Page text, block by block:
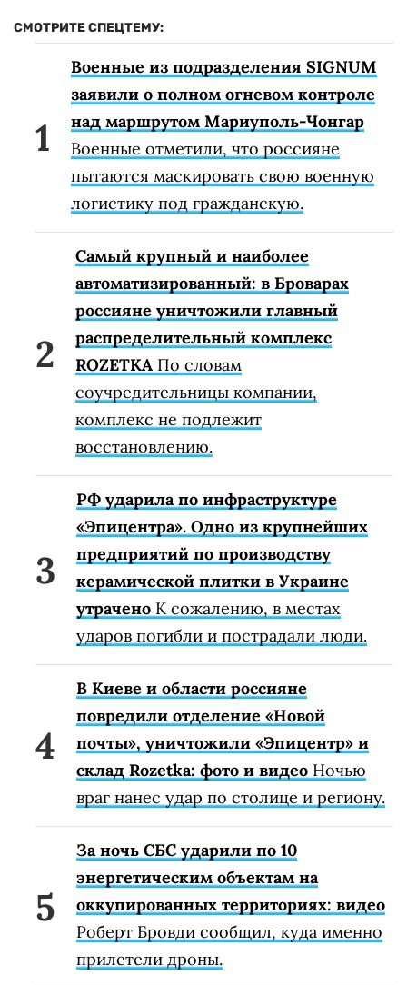
СМОТРИТЕ СПЕЦТЕМУ:
Военные из подразделения SIGNUM
заявили о полном огневом контроле
над маршрутом Мариуполь-Чонгар
Военные отметили, что россияне
пытаются маскировать свою военную
логистику под гражданскую.
Самый крупный и наиболее
автоматизированный: в Броварах
россияне уничтожили главный
распределительный комплекс
ROZETKA По словам
соучредительницы компании,
комплекс не подлежит
восстановлению.
РФ ударила по инфраструктуре
«Эпицентра». Одно из крупнейших
предприятий по производству
керамической плитки в Украине
утрачено К сожалению, в местах
ударов погибли и пострадали люди.
В Киеве и области россияне
повредили отделение «Новой
почты», уничтожили «Эпицентр» и
склад Rozetka: фото и видео Ночью
враг нанес удар по столице и региону.
За ночь СБС ударили по 10
энергетическим объектам на
оккупированных территориях: видео
Роберт Бровди сообщил, куда именно
прилетели дроны.